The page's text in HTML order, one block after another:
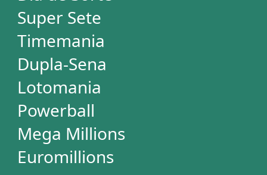
Dupla-Sena
Lotomania
Super Sete
PowerBall
Mega Millions
EuroMillions
ASSINATURA